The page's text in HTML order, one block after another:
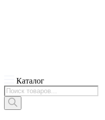
Каталог
Поиск
товаров